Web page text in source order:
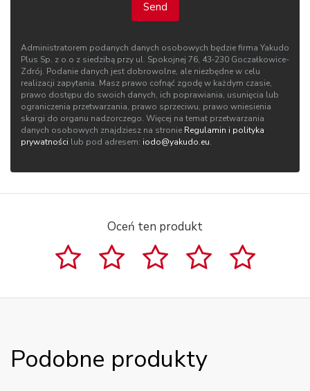
Send
Administratorem podanych danych osobowych będzie firma Yakudo
Plus Sp. z o.o z siedzibą przy ul. Spokojnej 76, 43‑230 Goczałkowice-
Zdrój. Podanie danych jest dobrowolne, ale niezbędne w celu
realizacji zapytania. Masz prawo cofnąć zgodę w każdym czasie,
prawo dostępu do swoich danych, ich poprawiania, usunięcia lub
ograniczenia przetwarzania, prawo sprzeciwu, prawo wniesienia
skargi do organu nadzorczego. Więcej na temat przetwarzania
danych osobowych znajdziesz na stronie Regulamin i polityka
prywatności lub pod adresem: iodo@yakudo.eu.
Oceń ten produkt
Podobne produkty